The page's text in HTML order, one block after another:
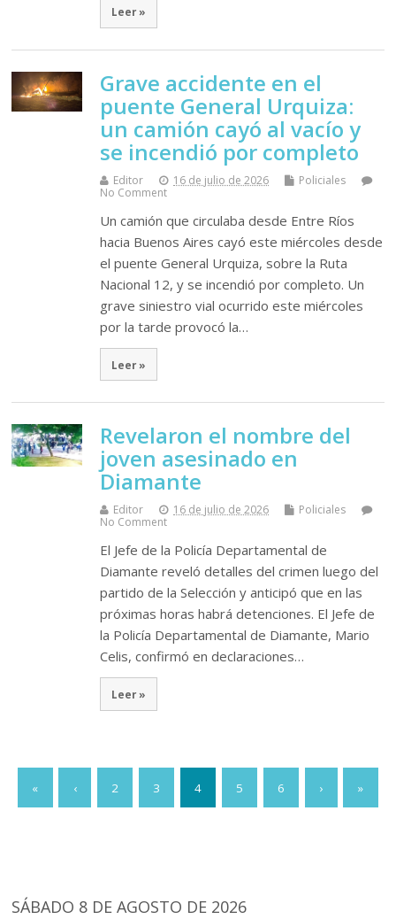
Leer »
Grave accidente en el
puente General Urquiza:
un camión cayó al vacío y
se incendió por completo
Editor 16 de julio de 2026
Policiales
No Comment
Un camión que circulaba desde Entre Ríos
hacia Buenos Aires cayó este miércoles desde
el puente General Urquiza, sobre la Ruta
Nacional 12, y se incendió por completo. Un
grave siniestro vial ocurrido este miércoles
por la tarde provocó la…
Leer »
Revelaron el nombre del
joven asesinado en
Diamante
Editor 16 de julio de 2026
Policiales
No Comment
El Jefe de la Policía Departamental de
Diamante reveló detalles del crimen luego del
partido de la Selección y anticipó que en las
próximas horas habrá detenciones. El Jefe de
la Policía Departamental de Diamante, Mario
Celis, confirmó en declaraciones…
Leer »
« ‹ 2 3 4 5 6 › »
SÁBADO 8 DE AGOSTO DE 2026